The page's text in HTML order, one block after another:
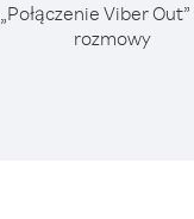
Viber
rozmowy